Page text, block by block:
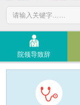
院领导致辞